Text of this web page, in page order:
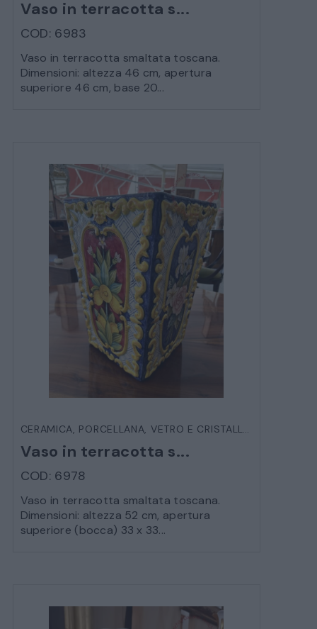
MATERIALI E STRUTTURE
MODERNARIATO
STILI ED ESPOSIZIONE
STRUMENTI MUSICALI
VEICOLI D’EPOCA
Vaso in terracotta s...
COD: 6983
Vaso in terracotta smaltata toscana.
Dimensioni: altezza 46 cm, apertura
superiore 46 cm, base 20...
CERAMICA, PORCELLANA, VETRO E CRISTALLO
Vaso in terracotta s...
COD: 6978
Vaso in terracotta smaltata toscana.
Dimensioni: altezza 52 cm, apertura
superiore (bocca) 33 x 33...